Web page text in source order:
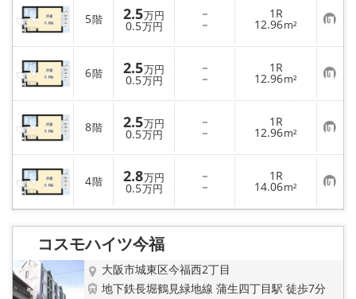
5階 2.5万円
0.5万円
－
－
1R
12.96m² お
気
に
入
り
登
録
6階 2.5万円
0.5万円
－
－
1R
12.96m² お
気
に
入
り
登
録
8階 2.5万円
0.5万円
－
－
1R
12.96m² お
気
に
入
り
登
録
4階 2.8万円
0.5万円
－
－
1R
14.06m² お
気
に
り
コスモハイツ今福
大阪市城東区今福西2丁目
地下鉄長堀鶴見緑地線 蒲生四丁目駅 徒歩7分